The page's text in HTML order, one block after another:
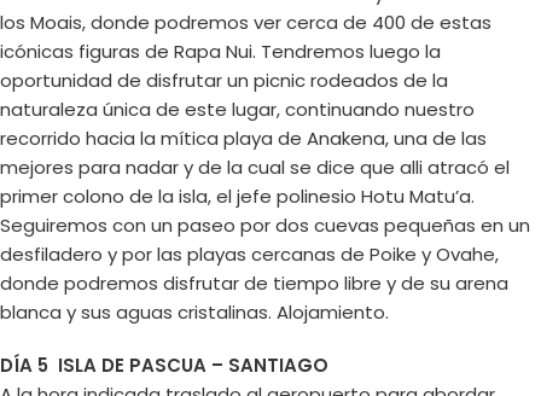
los Moais, donde podremos ver cerca de 400 de estas
icónicas figuras de Rapa Nui. Tendremos luego la
oportunidad de disfrutar un picnic rodeados de la
naturaleza única de este lugar, continuando nuestro
recorrido hacia la mítica playa de Anakena, una de las
mejores para nadar y de la cual se dice que alli atracó el
primer colono de la isla, el jefe polinesio Hotu Matu’a.
Seguiremos con un paseo por dos cuevas pequeñas en un
desfiladero y por las playas cercanas de Poike y Ovahe,
donde podremos disfrutar de tiempo libre y de su arena
blanca y sus aguas cristalinas. Alojamiento.
DÍA 5 ISLA DE PASCUA – SANTIAGO